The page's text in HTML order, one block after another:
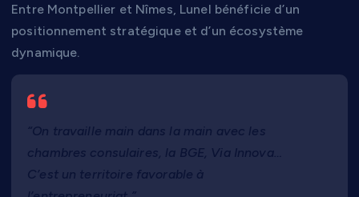
Entre Montpellier et Nîmes, Lunel bénéficie d’un
positionnement stratégique et d’un écosystème
dynamique.
“On travaille main dans la main avec les
chambres consulaires, la BGE, Via Innova…
C’est un territoire favorable à